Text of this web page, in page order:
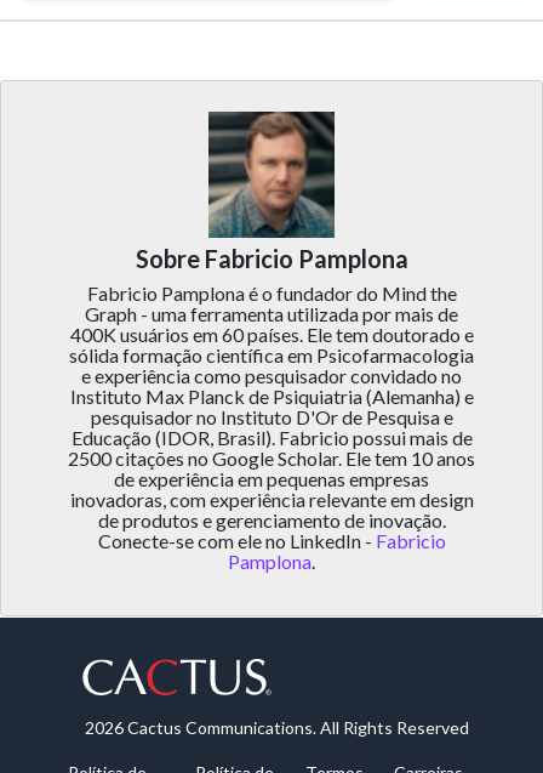
Sobre Fabricio Pamplona
Fabricio Pamplona é o fundador do Mind the
Graph - uma ferramenta utilizada por mais de
400K usuários em 60 países. Ele tem doutorado e
sólida formação científica em Psicofarmacologia
e experiência como pesquisador convidado no
Instituto Max Planck de Psiquiatria (Alemanha) e
pesquisador no Instituto D'Or de Pesquisa e
Educação (IDOR, Brasil). Fabricio possui mais de
2500 citações no Google Scholar. Ele tem 10 anos
de experiência em pequenas empresas
inovadoras, com experiência relevante em design
de produtos e gerenciamento de inovação.
Conecte-se com ele no LinkedIn - Fabricio
Pamplona.
2026 Cactus Communications. All Rights Reserved